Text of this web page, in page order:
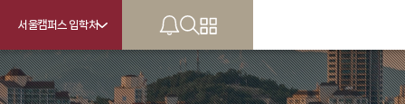
서울캠퍼스 입학처